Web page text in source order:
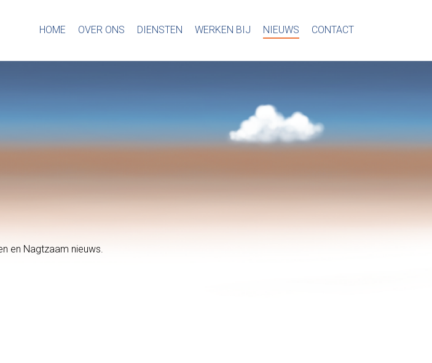
HOME OVER ONS DIENSTEN WERKEN BIJ NIEUWS CONTACT
en Nagtzaam nieuws.